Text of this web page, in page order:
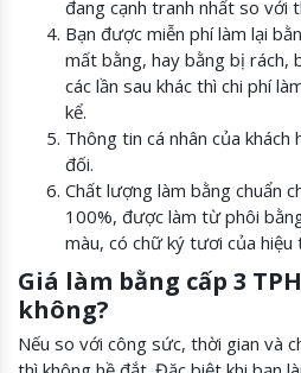
đang cạnh tranh nhất so với
Bạn được miễn phí làm lại
mất bằng, hay bằng bị rách,
các lần sau khác thì chi phí
kể.
Thông tin cá nhân của
đối.
Chất lượng làm bằng chuẩn
100%, được làm từ phôi
màu, có chữ ký tươi của
Giá làm bằng cấp 3
không?
Nếu so với công sức, thời gian và